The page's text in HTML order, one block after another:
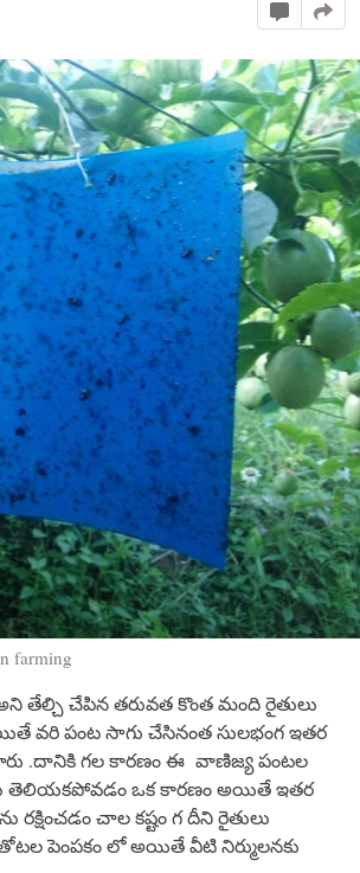
farming
తేల్చి చేపిన తరువత కొంత మంది రైతులు
వరి పంట సాగు చేసినంత సులభంగ ఇతర
.దానికి గల కారణం ఈ వాణిజ్య పంటల
తెలియకపోవడం ఒక కారణం అయితే ఇతర
చాల కష్టం గ దీని రైతులు
పెంపకం లో అయితే వీటి నిర్ములనకు